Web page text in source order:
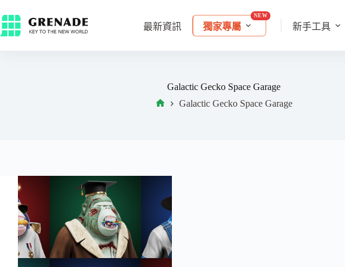
最新資訊 獨家專屬 新手工具
Galactic Gecko Space Garage
Galactic Gecko Space Garage